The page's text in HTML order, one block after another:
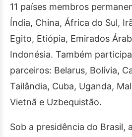
11 países membros
Índia, China, África do Sul,
Egito, Etiópia, Emirados
Indonésia. Também
parceiros: Belarus, Bolívia,
Tailândia, Cuba, Uganda,
Vietnã e Uzbequistão.
Sob a presidência do Brasil,